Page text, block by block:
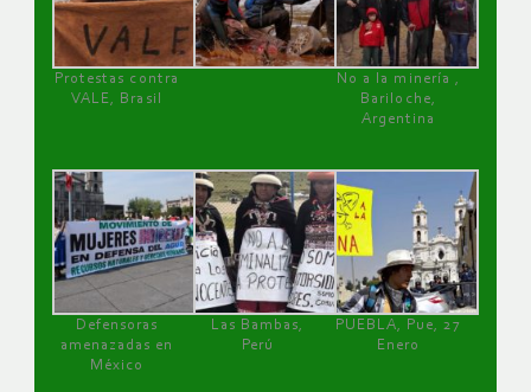
Protestas contra
VALE, Brasil
No a la minería ,
Bariloche,
Argentina
Defensoras
amenazadas en
México
Las Bambas,
Perú
PUEBLA, Pue, 27
Enero